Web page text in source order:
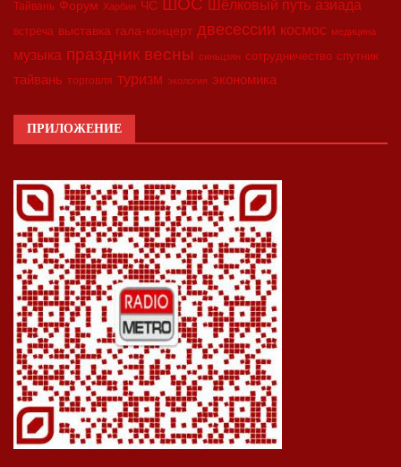
Тайвань Форум Харбин ЧС Шёлковый путь азиада
встреча выставка гала-концерт двесессии космос медицина
музыка праздник весны синьцзян сотрудничество спутник
тайвань торговля туризм экология экономика
ПРИЛОЖЕНИЕ